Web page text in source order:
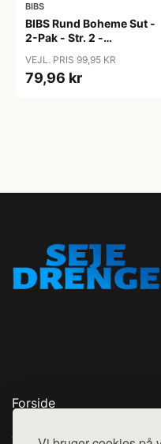
BIBS
BIBS Rund Boheme Sut -
2-Pak - Str. 2 -
Oak/Blush
VEJL. PRIS 99,95 KR
79,96 kr
Forside